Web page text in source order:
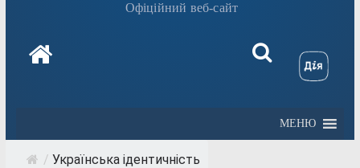
Офіційний веб-сайт
МЕНЮ
/ Українська ідентичність